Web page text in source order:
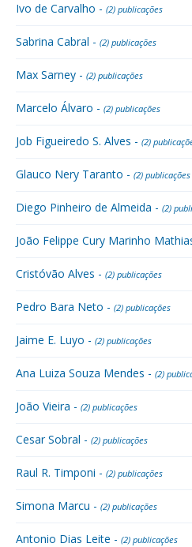
Ivo de Carvalho - (2) publicações
Sabrina Cabral - (2) publicações
Max Sarney - (2) publicações
Marcelo Álvaro - (2) publicações
Job Figueiredo S. Alves - (2)
Glauco Nery Taranto - (2) publicações
Diego Pinheiro de Almeida - (2)
João Felippe Cury Marinho
Cristóvão Alves - (2) publicações
Pedro Bara Neto - (2) publicações
Jaime E. Luyo - (2) publicações
Ana Luiza Souza Mendes - (2)
João Vieira - (2) publicações
Cesar Sobral - (2) publicações
Raul R. Timponi - (2) publicações
Simona Marcu - (2) publicações
Antonio Dias Leite - (2) publicações